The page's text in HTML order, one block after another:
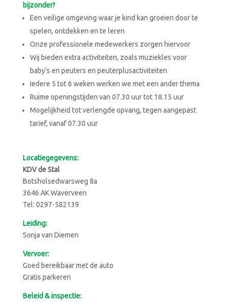
bijzonder?
Een veilige omgeving waar je kind kan groeien door te
spelen, ontdekken en te leren
Onze professionele medewerkers zorgen hiervoor
Wij bieden extra activiteiten, zoals muziekles voor
baby’s en peuters en peuterplusactiviteiten
Iedere 5 tot 6 weken werken we met een ander thema
Ruime openingstijden van 07.30 uur tot 18.15 uur
Mogelijkheid tot verlengde opvang, tegen aangepast
tarief, vanaf 07.30 uur
Locatiegegevens:
KDV de Stal
Botsholsedwarsweg 8a
3646 AK Waverveen
Tel: 0297-582139
Leiding:
Sonja van Diemen
Vervoer:
Goed bereikbaar met de auto
Gratis parkeren
Beleid & inspectie: